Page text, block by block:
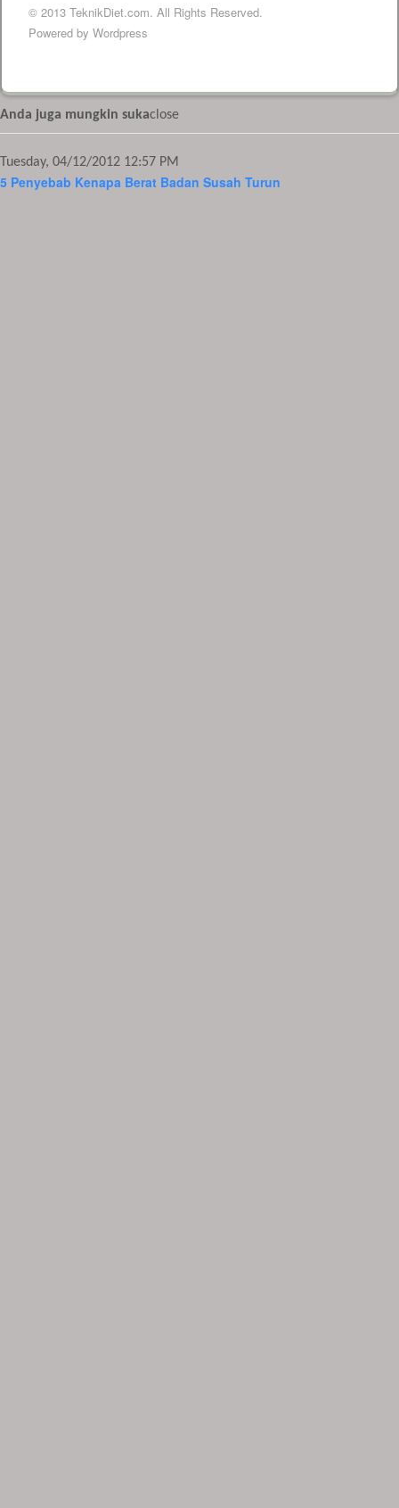
© 2013 TeknikDiet.com. All Rights Reserved.
Powered by Wordpress
Anda juga mungkin sukaclose
Tuesday, 04/12/2012 12:57 PM
5 Penyebab Kenapa Berat Badan Susah Turun